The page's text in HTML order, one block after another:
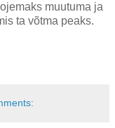
muutuma ja
ta võtma peaks.